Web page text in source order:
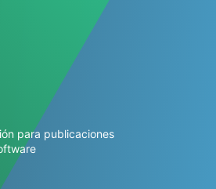
para publicaciones